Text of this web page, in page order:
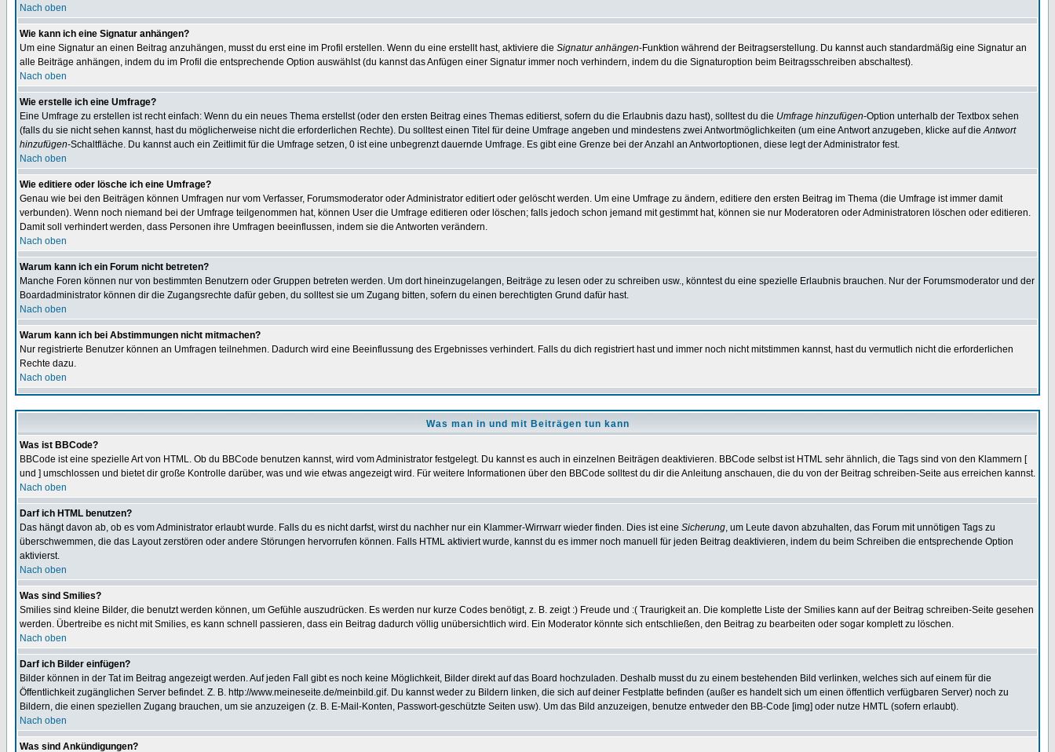
Nach oben
Wie kann ich eine Signatur anhängen?
Um eine Signatur an einen Beitrag anzuhängen, musst du erst eine im Profil erstellen. Wenn du eine erstellt hast, aktiviere die Signatur anhängen-Funktion während der Beitragserstellung. Du kannst auch standardmäßig eine Signatur an
alle Beiträge anhängen, indem du im Profil die entsprechende Option auswählst (du kannst das Anfügen einer Signatur immer noch verhindern, indem du die Signaturoption beim Beitragsschreiben abschaltest).
Nach oben
Wie erstelle ich eine Umfrage?
Eine Umfrage zu erstellen ist recht einfach: Wenn du ein neues Thema erstellst (oder den ersten Beitrag eines Themas editierst, sofern du die Erlaubnis dazu hast), solltest du die Umfrage hinzufügen-Option unterhalb der Textbox sehen
(falls du sie nicht sehen kannst, hast du möglicherweise nicht die erforderlichen Rechte). Du solltest einen Titel für deine Umfrage angeben und mindestens zwei Antwortmöglichkeiten (um eine Antwort anzugeben, klicke auf dieAntwort
hinzufügen-Schaltfläche. Du kannst auch ein Zeitlimit für die Umfrage setzen, 0 ist eine unbegrenzt dauernde Umfrage. Es gibt eine Grenze bei der Anzahl an Antwortoptionen, diese legt der Administrator fest.
Nach oben
Wie editiere oder lösche ich eine Umfrage?
Genau wie bei den Beiträgen können Umfragen nur vom Verfasser, Forumsmoderator oder Administrator editiert oder gelöscht werden. Um eine Umfrage zu ändern, editiere den ersten Beitrag im Thema (die Umfrage ist immer damit
verbunden). Wenn noch niemand bei der Umfrage teilgenommen hat, können User die Umfrage editieren oder löschen; falls jedoch schon jemand mit gestimmt hat, können sie nur Moderatoren oder Administratoren löschen oder editieren.
Damit soll verhindert werden, dass Personen ihre Umfragen beeinflussen, indem sie die Antworten verändern.
Nach oben
Warum kann ich ein Forum nicht betreten?
Manche Foren können nur von bestimmten Benutzern oder Gruppen betreten werden. Um dort hineinzugelangen, Beiträge zu lesen oder zu schreiben usw., könntest du eine spezielle Erlaubnis brauchen. Nur der Forumsmoderator und der
Boardadministrator können dir die Zugangsrechte dafür geben, du solltest sie um Zugang bitten, sofern du einen berechtigten Grund dafür hast.
Nach oben
Warum kann ich bei Abstimmungen nicht mitmachen?
Nur registrierte Benutzer können an Umfragen teilnehmen. Dadurch wird eine Beeinflussung des Ergebnisses verhindert. Falls du dich registriert hast und immer noch nicht mitstimmen kannst, hast du vermutlich nicht die erforderlichen
Rechte dazu.
Nach oben
Was man in und mit Beiträgen tun kann
Was ist BBCode?
BBCode ist eine spezielle Art von HTML. Ob du BBCode benutzen kannst, wird vom Administrator festgelegt. Du kannst es auch in einzelnen Beiträgen deaktivieren. BBCode selbst ist HTML sehr ähnlich, die Tags sind von den Klammern [
und ] umschlossen und bietet dir große Kontrolle darüber, was und wie etwas angezeigt wird. Für weitere Informationen über den BBCode solltest du dir die Anleitung anschauen, die du von der Beitrag schreiben-Seite aus erreichen kannst.
Nach oben
Darf ich HTML benutzen?
Das hängt davon ab, ob es vom Administrator erlaubt wurde. Falls du es nicht darfst, wirst du nachher nur ein Klammer-Wirrwarr wieder finden. Dies ist eine Sicherung, um Leute davon abzuhalten, das Forum mit unnötigen Tags zu
überschwemmen, die das Layout zerstören oder andere Störungen hervorrufen können. Falls HTML aktiviert wurde, kannst du es immer noch manuell für jeden Beitrag deaktivieren, indem du beim Schreiben die entsprechende Option
aktivierst.
Nach oben
Was sind Smilies?
Smilies sind kleine Bilder, die benutzt werden können, um Gefühle auszudrücken. Es werden nur kurze Codes benötigt, z. B. zeigt :) Freude und :( Traurigkeit an. Die komplette Liste der Smilies kann auf der Beitrag schreiben-Seite gesehen
werden. Übertreibe es nicht mit Smilies, es kann schnell passieren, dass ein Beitrag dadurch völlig unübersichtlich wird. Ein Moderator könnte sich entschließen, den Beitrag zu bearbeiten oder sogar komplett zu löschen.
Nach oben
Darf ich Bilder einfügen?
Bilder können in der Tat im Beitrag angezeigt werden. Auf jeden Fall gibt es noch keine Möglichkeit, Bilder direkt auf das Board hochzuladen. Deshalb musst du zu einem bestehenden Bild verlinken, welches sich auf einem für die
Öffentlichkeit zugänglichen Server befindet. Z. B. http://www.meineseite.de/meinbild.gif. Du kannst weder zu Bildern linken, die sich auf deiner Festplatte befinden (außer es handelt sich um einen öffentlich verfügbaren Server) noch zu
Bildern, die einen speziellen Zugang brauchen, um sie anzuzeigen (z. B. E-Mail-Konten, Passwort-geschützte Seiten usw). Um das Bild anzuzeigen, benutze entweder den BB-Code [img] oder nutze HMTL (sofern erlaubt).
Nach oben
Was sind Ankündigungen?